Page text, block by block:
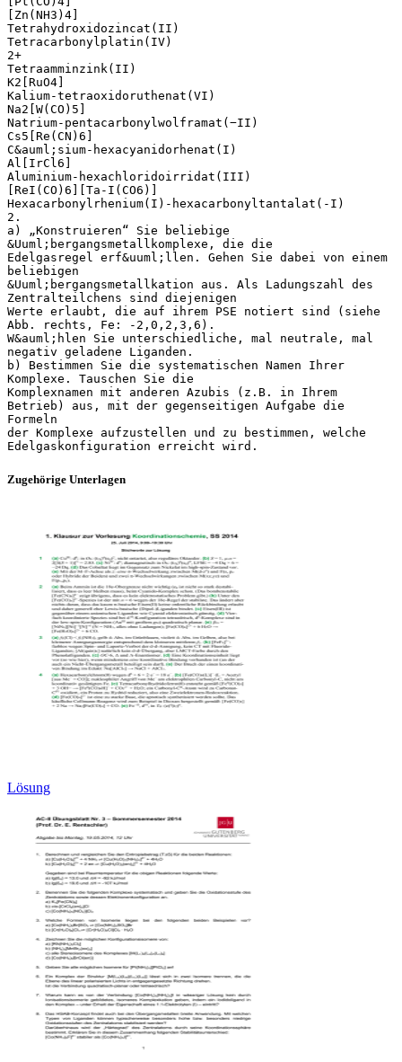
[Zn(NH3)4]
Tetrahydroxidozincat(II)
Tetracarbonylplatin(IV)
2+
Tetraamminzink(II)
K2[RuO4]
Kalium-tetraoxidoruthenat(VI)
Na2[W(CO)5]
Natrium-pentacarbonylwolframat(−II)
Cs5[Re(CN)6]
C&auml;sium-hexacyanidorhenat(I)
Al[IrCl6]
Aluminium-hexachloridoirridat(III)
[ReI(CO)6][Ta-I(CO6)]
Hexacarbonylrhenium(I)-hexacarbonyltantalat(-I)
2.
a) „Konstruieren“ Sie beliebige
&Uuml;bergangsmetallkomplexe, die die
Edelgasregel erf&uuml;llen. Gehen Sie dabei von einem
beliebigen
&Uuml;bergangsmetallkation aus. Als Ladungszahl des
Zentralteilchens sind diejenigen
Werte erlaubt, die auf ihrem PSE notiert sind (siehe
Abb. rechts, Fe: -2,0,2,3,6).
W&auml;hlen Sie unterschiedliche, mal neutrale, mal
negativ geladene Liganden.
b) Bestimmen Sie die systematischen Namen Ihrer
Komplexe. Tauschen Sie die
Komplexnamen mit anderen Azubis (z.B. in Ihrem
Betrieb) aus, mit der gegenseitigen Aufgabe die
Formeln
der Komplexe aufzustellen und zu bestimmen, welche
Zugehörige Unterlagen
Lösung